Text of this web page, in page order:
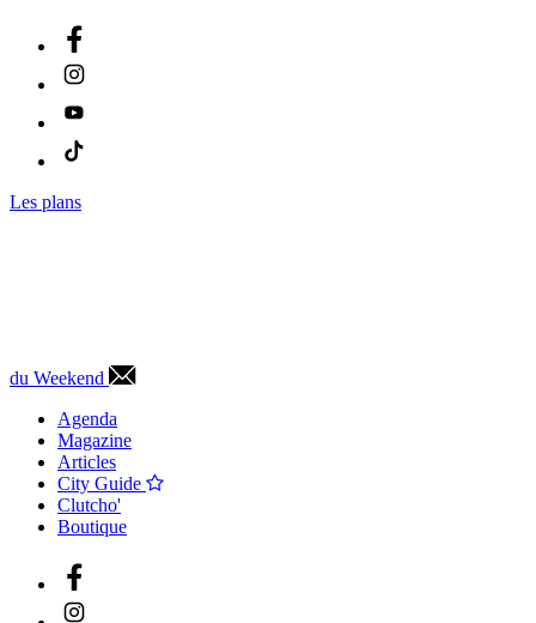
Les plans
du Weekend
Agenda
Magazine
Articles
City Guide
Clutcho'
Boutique